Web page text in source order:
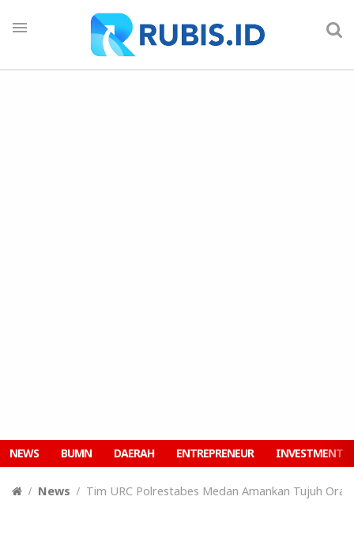
NEWS BUMN DAERAH ENTREPRENEUR INVESTMENT
News Tim URC Polrestabes Medan Amankan Tujuh